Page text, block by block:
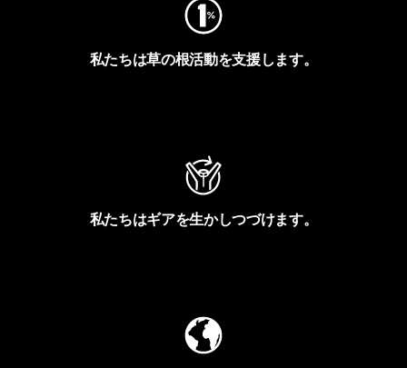
私たちは草の根活動を支援します。
私たちはギアを生かしつづけます。